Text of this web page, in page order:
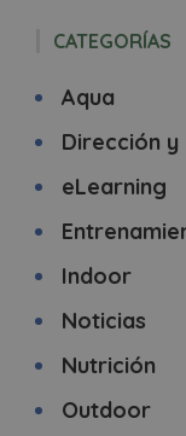
CATEGORÍAS
Aqua
Dirección y
eLearning
Indoor
Noticias
Nutrición
Outdoor